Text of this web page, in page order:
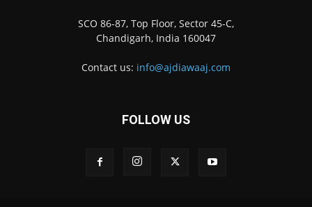
SCO 86-87, Top Floor, Sector 45-C,
Chandigarh, India 160047
Contact us: info@ajdiawaaj.com
FOLLOW US